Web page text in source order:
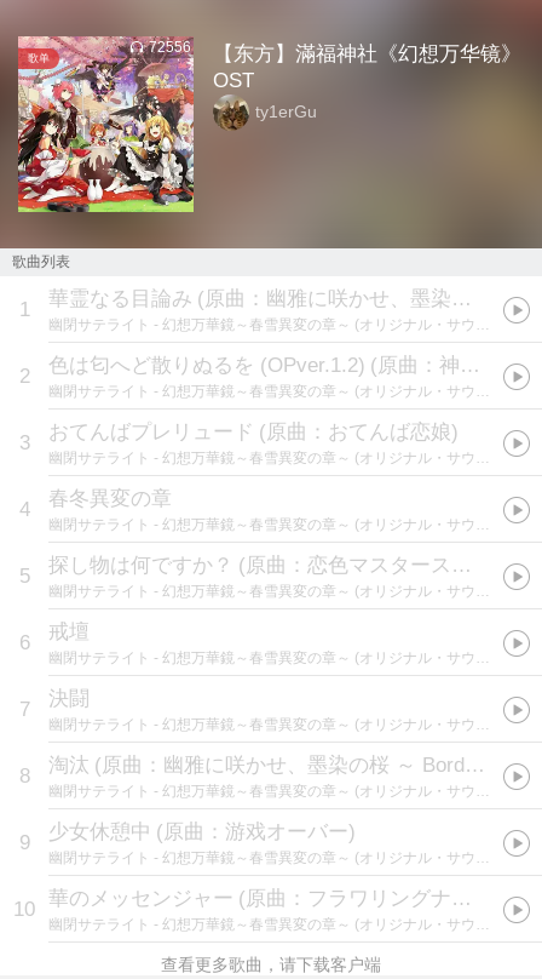
歌单
72556
【东方】滿福神社《幻想万华镜》
OST
ty1erGu
歌曲列表
1 華霊なる目論み (原曲：幽雅に咲かせ、墨染の桜 ～ Border of Life
幽閉サテライト - 幻想万華鏡～春雪異変の章～ (オリジナル・サウンドトラック)
2 色は匂へど散りぬるを (OPver.1.2) (原曲：神々が恋した幻想郷
幽閉サテライト - 幻想万華鏡～春雪異変の章～ (オリジナル・サウンドトラック)
3 おてんばプレリュード (原曲：おてんば恋娘)
幽閉サテライト - 幻想万華鏡～春雪異変の章～ (オリジナル・サウンドトラック)
4 春冬異変の章
幽閉サテライト - 幻想万華鏡～春雪異変の章～ (オリジナル・サウンドトラック)
5 探し物は何ですか？ (原曲：恋色マスタースパーク )
幽閉サテライト - 幻想万華鏡～春雪異変の章～ (オリジナル・サウンドトラック)
6 戒壇
幽閉サテライト - 幻想万華鏡～春雪異変の章～ (オリジナル・サウンドトラック)
7 決闘
幽閉サテライト - 幻想万華鏡～春雪異変の章～ (オリジナル・サウンドトラック)
8 淘汰 (原曲：幽雅に咲かせ、墨染の桜 ～ Border of Life
幽閉サテライト - 幻想万華鏡～春雪異変の章～ (オリジナル・サウンドトラック)
9 少女休憩中 (原曲：游戏オーバー)
幽閉サテライト - 幻想万華鏡～春雪異変の章～ (オリジナル・サウンドトラック)
10 華のメッセンジャー (原曲：フラワリングナイト
幽閉サテライト - 幻想万華鏡～春雪異変の章～ (オリジナル・サウンドトラック)
查看更多歌曲，请下载客户端